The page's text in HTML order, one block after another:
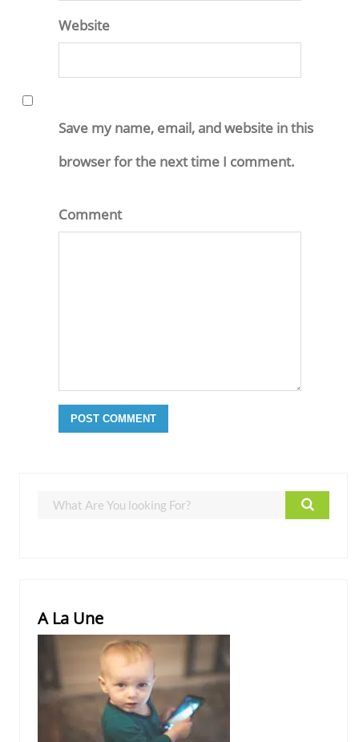
Website
Save my name, email, and website in this
browser for the next time I comment.
Comment
A La Une